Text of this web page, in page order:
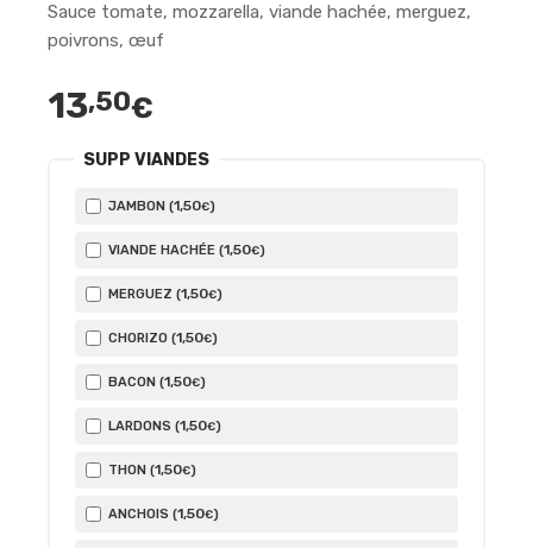
Sauce tomate, mozzarella, viande hachée, merguez,
poivrons, œuf
13,50€
SUPP VIANDES
JAMBON (1,50€)
VIANDE HACHÉE (1,50€)
MERGUEZ (1,50€)
CHORIZO (1,50€)
BACON (1,50€)
LARDONS (1,50€)
THON (1,50€)
ANCHOIS (1,50€)